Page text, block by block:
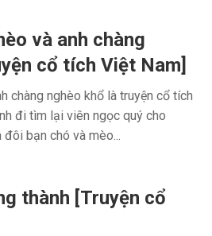
và anh chàng
cổ tích Việt Nam]
chàng nghèo khổ là truyện cổ tích
đi tìm lại viên ngọc quý cho
bạn chó và mèo...
thành [Truyện cổ